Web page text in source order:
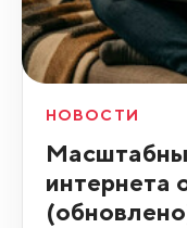
НОВОСТИ
интернета